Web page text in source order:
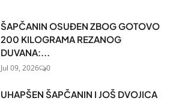
ŠAPČANIN OSUĐEN ZBOG GOTOVO
200 KILOGRAMA REZANOG
DUVANA:...
Jul 09, 2026 0
UHAPŠEN ŠAPČANIN I JOŠ DVOJICA